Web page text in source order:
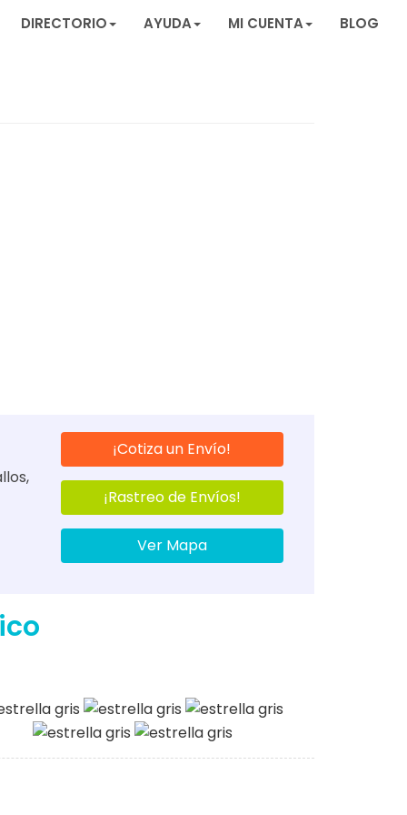
DIRECTORIO AYUDA MI CUENTA BLOG
¡Cotiza un Envío!
¡Rastreo de Envíos!
Ver Mapa